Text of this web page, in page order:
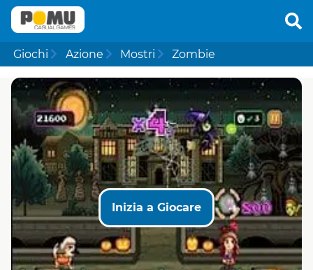
Giochi Azione Mostri Zombie
Inizia a Giocare